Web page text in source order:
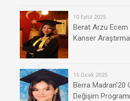
10 Eylül 2025
Berat Arzu Ecem
Kanser
15 Ocak 2025
Berra
Değişim